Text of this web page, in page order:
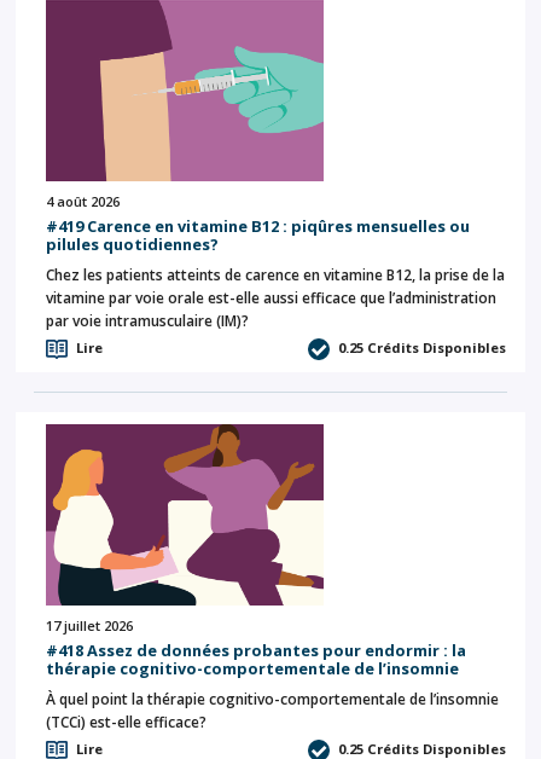
4 août 2026
#419 Carence en vitamine B12 : piqûres mensuelles ou
pilules quotidiennes?
Chez les patients atteints de carence en vitamine B12, la prise de la
vitamine par voie orale est-elle aussi efficace que l’administration
par voie intramusculaire (IM)?
Lire 0.25 Crédits Disponibles
17 juillet 2026
#418 Assez de données probantes pour endormir : la
thérapie cognitivo-comportementale de l’insomnie
À quel point la thérapie cognitivo-comportementale de l’insomnie
(TCCi) est-elle efficace?
Lire 0.25 Crédits Disponibles